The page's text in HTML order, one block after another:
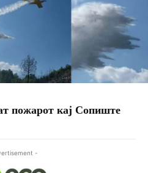
пожарот кај Сопиште
-